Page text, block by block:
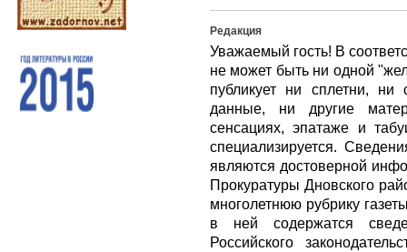
Редакция
Уважаемый гость! В
не может быть ни одной
публикует ни сплетни,
данные, ни другие
сенсациях, эпатаже и
специализируется.
являются достоверной
Прокуратуры Дновского
многолетнюю рубрику
в ней содержатся
Российского